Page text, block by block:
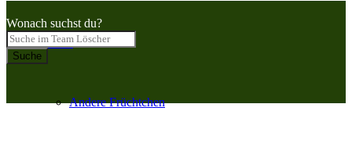
Beeren
Andere Früchtchen
Wonach suchst du?
Suche